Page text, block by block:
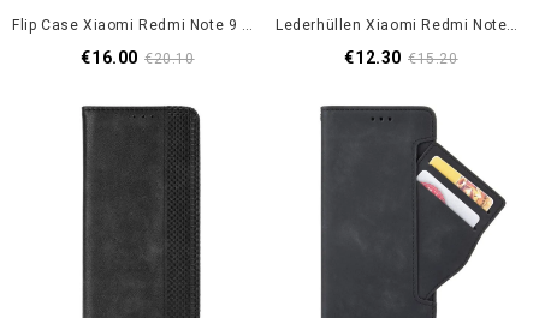
Flip Case Xiaomi Redmi Note 9 5G / Note 9T 5G Schwarz Hautberührung
€16.00 €20.10
Lederhüllen Xiaomi Redmi Note 9 5G / Note 9T 5G Schwarz Extrem Schlanker Ledereffekt
€12.30 €15.20